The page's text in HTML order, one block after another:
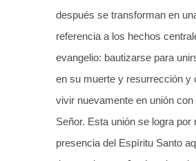
después se transforman en
referencia a los hechos
evangelio: bautizarse para
en su muerte y resurrección y
vivir nuevamente en unión
Señor. Esta unión se logra por
presencia del Espíritu Santo